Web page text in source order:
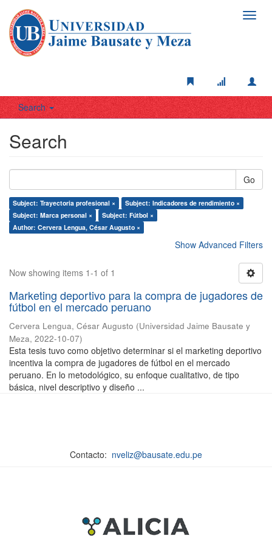
Search
Search
Go
Subject: Trayectoria profesional ×
Subject: Indicadores de rendimiento ×
Subject: Marca personal ×
Subject: Fútbol ×
Author: Cervera Lengua, César Augusto ×
Show Advanced Filters
Now showing items 1-1 of 1
Marketing deportivo para la compra de jugadores de
fútbol en el mercado peruano
Cervera Lengua, César Augusto (Universidad Jaime Bausate y
Meza, 2022-10-07)
Esta tesis tuvo como objetivo determinar si el marketing deportivo
incentiva la compra de jugadores de fútbol en el mercado
peruano. En lo metodológico, su enfoque cualitativo, de tipo
básica, nivel descriptivo y diseño ...
Contacto: nveliz@bausate.edu.pe